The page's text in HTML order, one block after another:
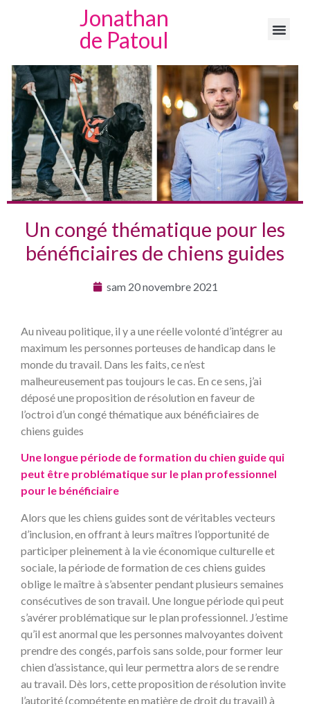
Jonathan
de Patoul
Un congé thématique pour les
bénéficiaires de chiens guides
sam 20 novembre 2021
Au niveau politique, il y a une réelle volonté d’intégrer au
maximum les personnes porteuses de handicap dans le
monde du travail. Dans les faits, ce n’est
malheureusement pas toujours le cas. En ce sens, j’ai
déposé une proposition de résolution en faveur de
l’octroi d’un congé thématique aux bénéficiaires de
chiens guides
Une longue période de formation du chien guide qui
peut être problématique sur le plan professionnel
pour le bénéficiaire
Alors que les chiens guides sont de véritables vecteurs
d’inclusion, en offrant à leurs maîtres l’opportunité de
participer pleinement à la vie économique culturelle et
sociale, la période de formation de ces chiens guides
oblige le maître à s’absenter pendant plusieurs semaines
consécutives de son travail. Une longue période qui peut
s’avérer problématique sur le plan professionnel. J’estime
qu’il est anormal que les personnes malvoyantes doivent
prendre des congés, parfois sans solde, pour former leur
chien d’assistance, qui leur permettra alors de se rendre
au travail. Dès lors, cette proposition de résolution invite
l’autorité (compétente en matière de droit du travail) à